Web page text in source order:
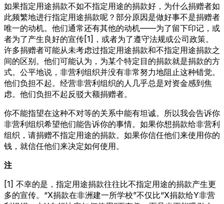
如果指定用途捐款不如不指定用途的捐款好，为什么捐赠者如
此频繁地进行指定用途捐款呢？部分原因是做好事不是捐赠者
唯一的动机。他们通常还有其他的动机——为了留下印记，或
者为了产生良好的宣传[1]，或者为了遵守法规或公司政策。
许多捐赠者可能从未考虑过指定用途捐款和不指定用途捐款之
间的区别。他们可能认为，为某个特定目的捐款就是捐款的方
式。公平地说，非营利组织并没有非常努力地阻止这种错觉。
他们负担不起。经营非营利组织的人几乎总是对资金感到焦
虑。他们负担不起反驳大额捐赠者。
你不能指望在这种不对等的关系中能有坦诚。所以我会告诉你
非营利组织希望他们能告诉你的事情。如果你想捐款给非营利
组织，请捐赠不指定用途的捐款。如果你信任他们来使用你的
钱，就信任他们来决定如何使用。
注
[1] 不幸的是，指定用途捐款往往比不指定用途的捐款产生更
多的宣传。“X捐款在非洲建一所学校”不仅比“X捐款给Y非营